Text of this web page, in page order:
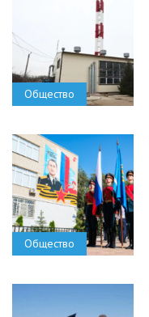
Общество
Общество